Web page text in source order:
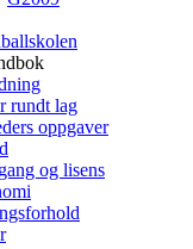
rundt lag
oppgaver
og lisens